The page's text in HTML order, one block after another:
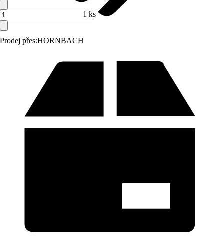
Prodej přes:HORNBACH
1 ks